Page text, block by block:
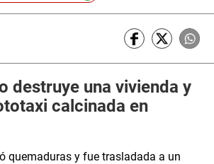
destruye una vivienda y
calcinada en
quemaduras y fue trasladada a un